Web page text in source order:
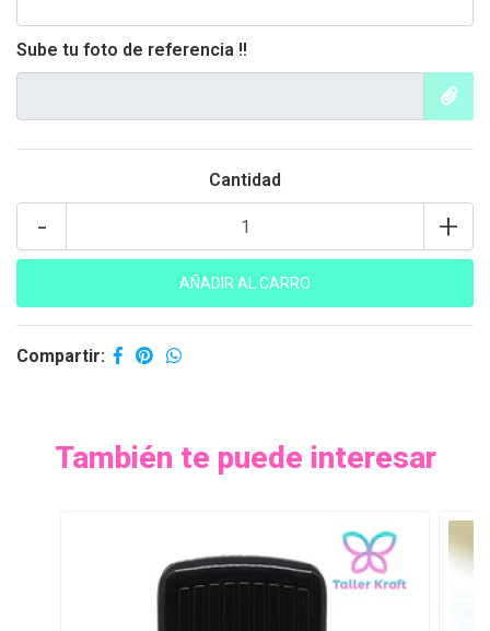
Sube tu foto de referencia !!
Cantidad
+
-
Compartir:
También te puede interesar